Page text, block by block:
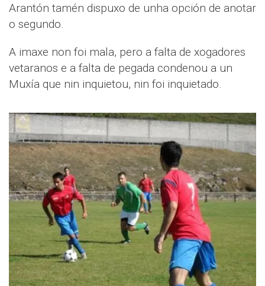
Arantón tamén dispuxo de unha opción de anotar
o segundo.
A imaxe non foi mala, pero a falta de xogadores
vetaranos e a falta de pegada condenou a un
Muxía que nin inquietou, nin foi inquietado.